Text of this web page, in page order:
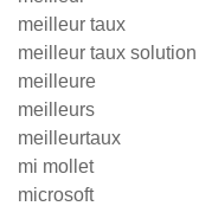
meilleur taux
meilleur taux solution
meilleure
meilleurs
meilleurtaux
mi mollet
microsoft